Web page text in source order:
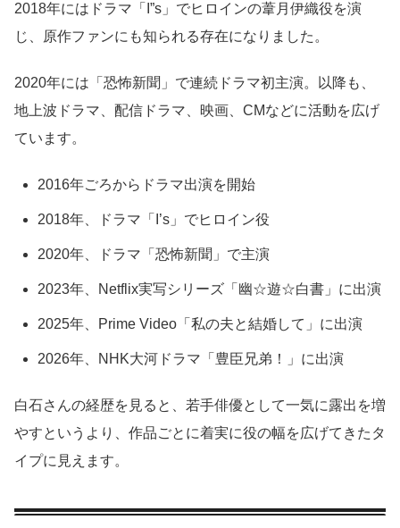
2018年にはドラマ「I”s」でヒロインの葦月伊織役を演
じ、原作ファンにも知られる存在になりました。
2020年には「恐怖新聞」で連続ドラマ初主演。以降も、
地上波ドラマ、配信ドラマ、映画、CMなどに活動を広げ
ています。
2016年ごろからドラマ出演を開始
2018年、ドラマ「I’s」でヒロイン役
2020年、ドラマ「恐怖新聞」で主演
2023年、Netflix実写シリーズ「幽☆遊☆白書」に出演
2025年、Prime Video「私の夫と結婚して」に出演
2026年、NHK大河ドラマ「豊臣兄弟！」に出演
白石さんの経歴を見ると、若手俳優として一気に露出を増
やすというより、作品ごとに着実に役の幅を広げてきたタ
イプに見えます。